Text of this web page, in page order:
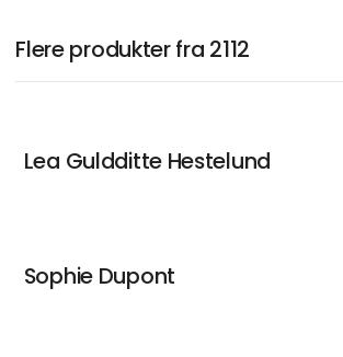
Flere produkter fra 2112
Lea Guldditte Hestelund
Sophie Dupont